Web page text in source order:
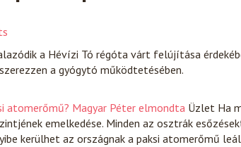
a Hévízi Tó régóta várt felújítása
a gyógytó működtetésében.
atomerőmű? Magyar Péter elmondta Üzlet Ha
emelkedése. Minden az osztrák
kerülhet az országnak a paksi atomerőmű